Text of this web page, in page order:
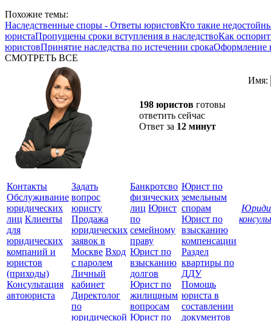
Похожие темы:
Наследственные споры - Ответы юристовКто такие
юристаПропущены сроки вступления в наследствоКак
юристовПринятие наследства по истечении срокаОформление
СМОТРЕТЬ ВСЕ
198 юристов готовы
ответить сейчас
Ответ за 12 минут
Имя:
Контакты
Обслуживание
юридических
лиц Клиенты
для
юридических
компаний и
юристов
(приходы)
Консультация
автоюриста
Задать
вопрос
юристу
Продажа
юридических
заявок в
Москве Вход
с паролем
Личный
кабинет
Директолог
по
юридической
Банкротсво
физических
лиц Юрист
по
семейному
праву
Юрист по
взысканию
долгов
Юрист по
жилищным
вопросам
Юрист по
Юрист по
земельным
спорам
Юрист по
взысканию
компенсации
Раздел
квартиры по
ДДУ
Помощь
юриста в
составлении
документов